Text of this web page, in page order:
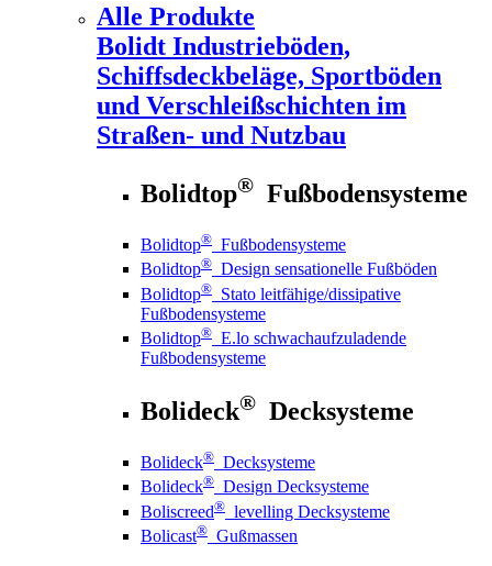
Alle Produkte
Bolidt Industrieböden,
Schiffsdeckbeläge, Sportböden
und Verschleißschichten im
Straßen- und Nutzbau
Bolidtop® Fußbodensysteme
Bolidtop® Fußbodensysteme
Bolidtop® Design sensationelle Fußböden
Bolidtop® Stato leitfähige/dissipative
Fußbodensysteme
Bolidtop® E.lo schwachaufzuladende
Fußbodensysteme
Bolideck® Decksysteme
Bolideck® Decksysteme
Bolideck® Design Decksysteme
Boliscreed® levelling Decksysteme
Bolicast® Gußmassen